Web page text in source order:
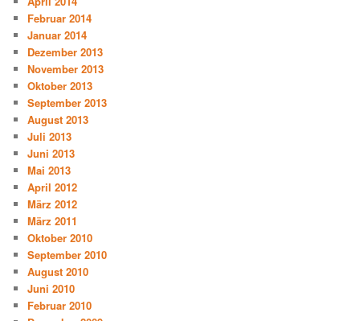
Februar 2014
Januar 2014
Dezember 2013
November 2013
Oktober 2013
September 2013
August 2013
Juli 2013
Juni 2013
Mai 2013
April 2012
März 2012
März 2011
Oktober 2010
September 2010
August 2010
Juni 2010
Februar 2010